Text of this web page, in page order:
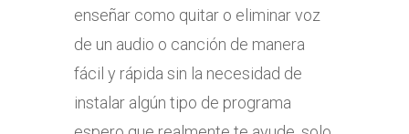
enseñar como quitar o eliminar voz
de un audio o canción de manera
fácil y rápida sin la necesidad de
instalar algún tipo de programa